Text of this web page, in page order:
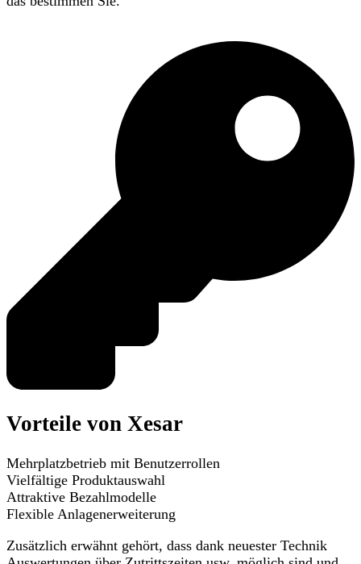
Vorteile von Xesar
Mehrplatzbetrieb mit Benutzerrollen
Vielfältige Produktauswahl
Attraktive Bezahlmodelle
Flexible Anlagenerweiterung
Zusätzlich erwähnt gehört, dass dank neuester Technik